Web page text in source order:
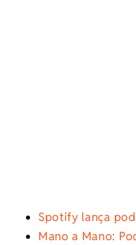
Spotify lança
Mano a Mano: